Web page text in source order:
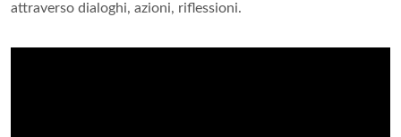
attraverso dialoghi, azioni, riflessioni.